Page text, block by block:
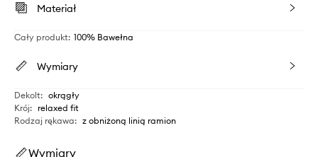
Materiał
Cały produkt: 100% Bawełna
Wymiary
Dekolt: okrągły
Krój: relaxed fit
Rodzaj rękawa: z obniżoną linią ramion
Wymiary